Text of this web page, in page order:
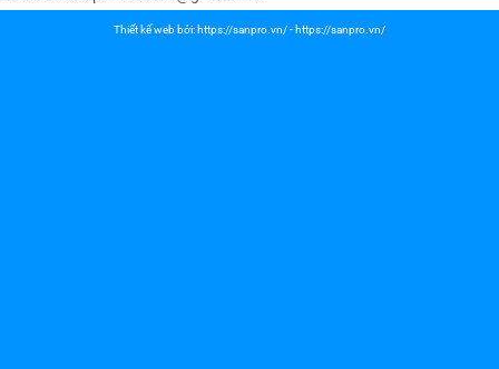
Thiết kế web bởi: https://sanpro.vn/- https://sanpro.vn/